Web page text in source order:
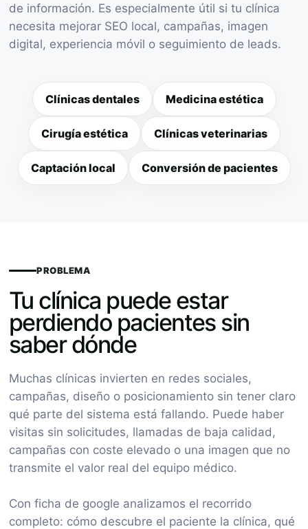
de información. Es especialmente útil si tu clínica
necesita mejorar SEO local, campañas, imagen
digital, experiencia móvil o seguimiento de leads.
Clínicas dentales Medicina estética
Cirugía estética Clínicas veterinarias
Captación local Conversión de pacientes
PROBLEMA
Tu clínica puede estar
perdiendo pacientes sin
saber dónde
Muchas clínicas invierten en redes sociales,
campañas, diseño o posicionamiento sin tener claro
qué parte del sistema está fallando. Puede haber
visitas sin solicitudes, llamadas de baja calidad,
campañas con coste elevado o una imagen que no
transmite el valor real del equipo médico.
Con ficha de google analizamos el recorrido
completo: cómo descubre el paciente la clínica, qué